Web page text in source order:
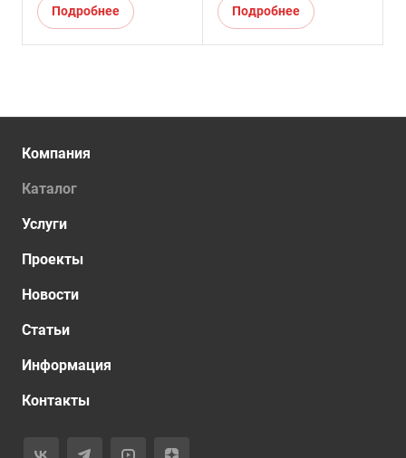
Подробнее Подробнее
Компания
Каталог
Услуги
Проекты
Новости
Статьи
Информация
Контакты